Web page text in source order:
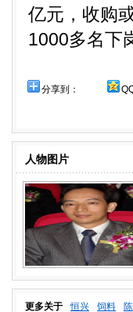
亿元，收购
1000多名下
分享到：
人物图片
更多关于 恒兴 饲料